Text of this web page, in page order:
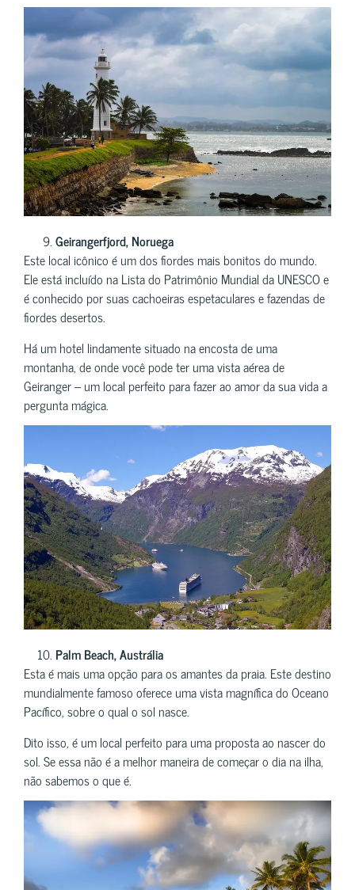
Geirangerfjord, Noruega
Este local icônico é um dos fiordes mais bonitos do mundo.
Ele está incluído na Lista do Patrimônio Mundial da UNESCO e
é conhecido por suas cachoeiras espetaculares e fazendas de
fiordes desertos.
Há um hotel lindamente situado na encosta de uma
montanha, de onde você pode ter uma vista aérea de
Geiranger – um local perfeito para fazer ao amor da sua vida a
pergunta mágica.
Palm Beach, Austrália
Esta é mais uma opção para os amantes da praia. Este destino
mundialmente famoso oferece uma vista magnífica do Oceano
Pacífico, sobre o qual o sol nasce.
Dito isso, é um local perfeito para uma proposta ao nascer do
sol. Se essa não é a melhor maneira de começar o dia na ilha,
não sabemos o que é.